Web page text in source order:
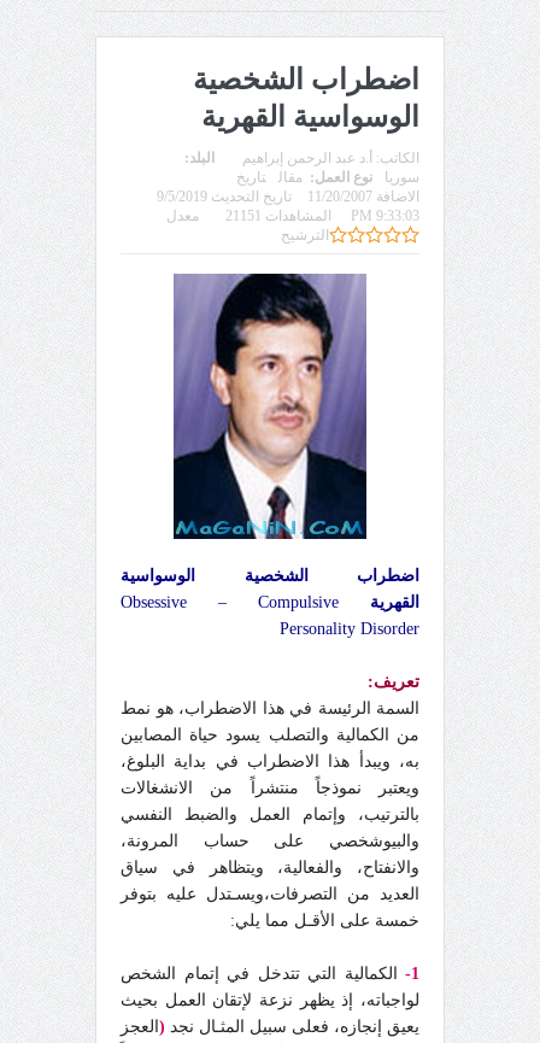
اضطراب الشخصية
الوسواسية القهرية
الكاتب: أ.د عبد الرحمن إبراهيم
البلد:
سوريا
نوع العمل: مقال
تاريخ
الاضافة 11/20/2007
تاريخ التحديث 9/5/2019
9:33:03 PM
المشاهدات 21151
معدل
الترشيح
اضطراب الشخصية الوسواسية
القهرية
Obsessive – Compulsive
Personality Disorder
تعريف:
السمة الرئيسة في هذا الاضطراب، هو نمط
من الكمالية والتصلب يسود حياة المصابين
به، ويبدأ هذا الاضطراب في بداية البلوغ،
ويعتبر نموذجاً منتشراً من الانشغالات
بالترتيب، وإتمام العمل والضبط النفسي
والبيوشخصي على حساب المرونة،
والانفتاح، والفعالية، ويتظاهر في سياق
العديد من التصرفات،ويسـتدل عليه بتوفر
خمسة على الأقـل مما يلي:
1-
الكمالية التي تتدخل في إتمام الشخص
لواجباته، إذ يظهر نزعة لإتقان العمل بحيث
يعيق إنجازه، فعلى سبيل المثـال نجد ( العجز